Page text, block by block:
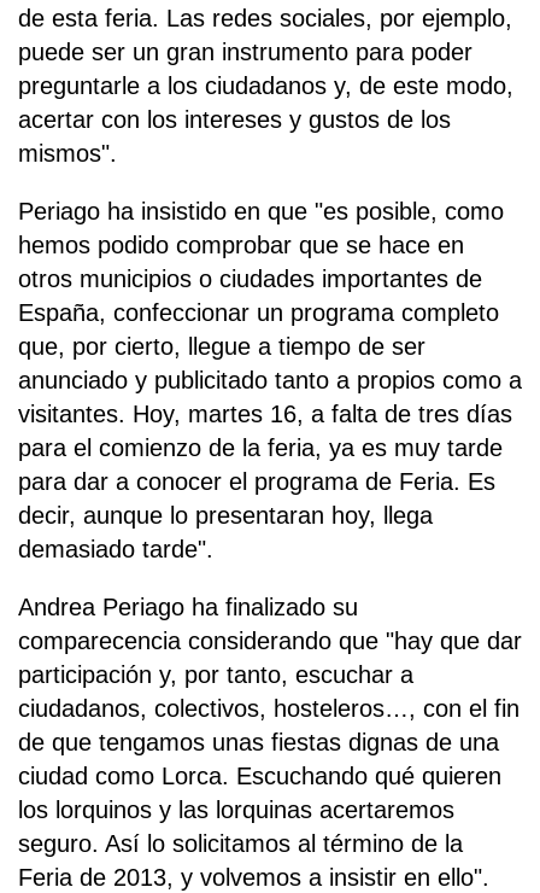
de esta feria. Las redes sociales, por ejemplo,
puede ser un gran instrumento para poder
preguntarle a los ciudadanos y, de este modo,
acertar con los intereses y gustos de los
mismos".
Periago ha insistido en que "es posible, como
hemos podido comprobar que se hace en
otros municipios o ciudades importantes de
España, confeccionar un programa completo
que, por cierto, llegue a tiempo de ser
anunciado y publicitado tanto a propios como a
visitantes. Hoy, martes 16, a falta de tres días
para el comienzo de la feria, ya es muy tarde
para dar a conocer el programa de Feria. Es
decir, aunque lo presentaran hoy, llega
demasiado tarde".
Andrea Periago ha finalizado su
comparecencia considerando que "hay que dar
participación y, por tanto, escuchar a
ciudadanos, colectivos, hosteleros…, con el fin
de que tengamos unas fiestas dignas de una
ciudad como Lorca. Escuchando qué quieren
los lorquinos y las lorquinas acertaremos
seguro. Así lo solicitamos al término de la
Feria de 2013, y volvemos a insistir en ello".